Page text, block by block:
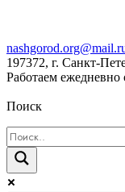
197372, г. Санкт-
Работаем ежедневно
Поиск